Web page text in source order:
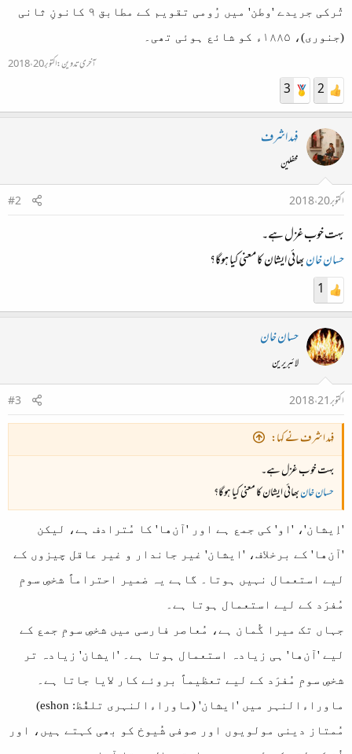
تُرکی جریدے 'وطن' میں رُومی تقویم کے مطابق ۹ کانونِ ثانی
(جنوری)، ۱۸۸۵ء کو شائع ہوئی تھی۔
آخری تدوین:اکتوبر 20، 2018
2
3
فہد اشرف
محفلین
اکتوبر 20، 2018
#2
بہت خوب غزل ہے۔
حسان خانبھائی ایشان کا معنی کیا ہوگا؟
1
حسان خان
لائبریرین
اکتوبر 21، 2018
#3
فہد اشرف نے کہا:
بہت خوب غزل ہے۔
حسان خانبھائی ایشان کا معنی کیا ہوگا؟
'اِیشان'، 'او' کی جمع ہے اور 'آن‌ها' کا مُترادف ہے، لیکن
'آن‌ها' کے برخلاف، 'ایشان' غیر جاندار و غیر عاقل چیزوں کے
لیے استعمال نہیں ہوتا۔ گاہے یہ ضمیر احتراماً شخصِ سومِ
مُفرَد کے لیے استعمال ہوتا ہے۔
جہاں تک میرا گُمان ہے، مُعاصر فارسی میں شخصِ سومِ جمع کے
لیے 'آن‌ها' ہی زیادہ استعمال ہوتا ہے۔ 'ایشان' زیادہ تر
شخصِ سومِ مُفرَد کے لیے تعظیماً بروئے کار لایا جاتا ہے۔
ماوراءالنہر میں 'ایشان' (ماوراءالنہری تلفُّظ: eshon)
مُمتاز دینی مولویوں اور صوفی شُیوخ کو بھی کہتے ہیں، اور